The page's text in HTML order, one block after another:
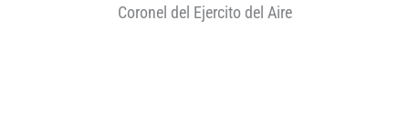
Coronel del Ejercito del Aire